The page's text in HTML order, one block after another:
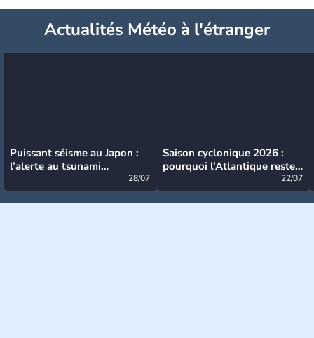
Actualités Météo à l'étranger
Puissant séisme au Japon :
l’alerte au tsunami
28/07
Saison cyclonique 2026 :
pourquoi l’Atlantique reste
22/07